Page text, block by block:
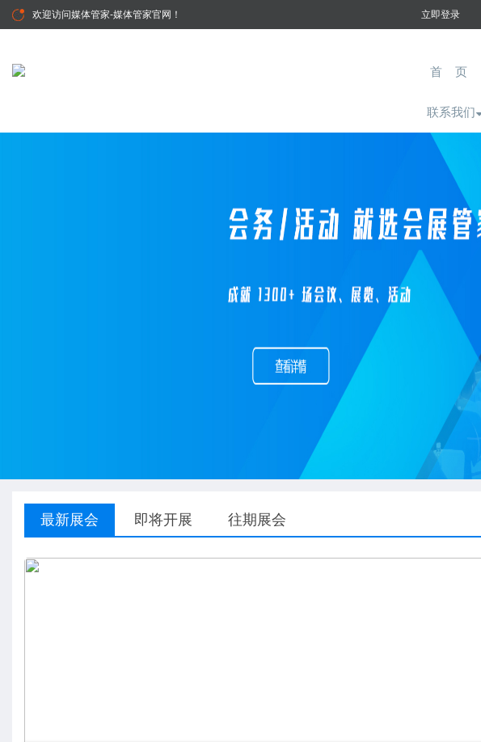
欢迎访问媒体管家-媒体管家官网 ！ 立即登录
首 页
联系我们
最新展会 即将开展 往期展会